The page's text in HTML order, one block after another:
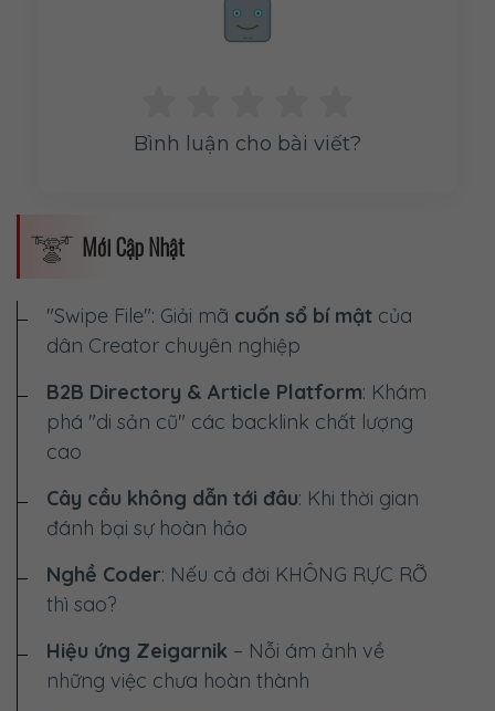
Bình luận cho bài viết?
Mới Cập Nhật
"Swipe File": Giải mã cuốn sổ bí mật của
dân Creator chuyên nghiệp
B2B Directory & Article Platform: Khám
phá "di sản cũ" các backlink chất lượng
cao
Cây cầu không dẫn tới đâu: Khi thời gian
đánh bại sự hoàn hảo
Nghề Coder: Nếu cả đời KHÔNG RỰC RỠ
thì sao?
Hiệu ứng Zeigarnik – Nỗi ám ảnh về
những việc chưa hoàn thành